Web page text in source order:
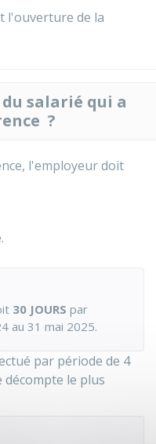
l'ouverture de la
salarié qui a
?
l'employeur doit
30 JOURS par
au 31 mai 2025.
par période de 4
décompte le plus